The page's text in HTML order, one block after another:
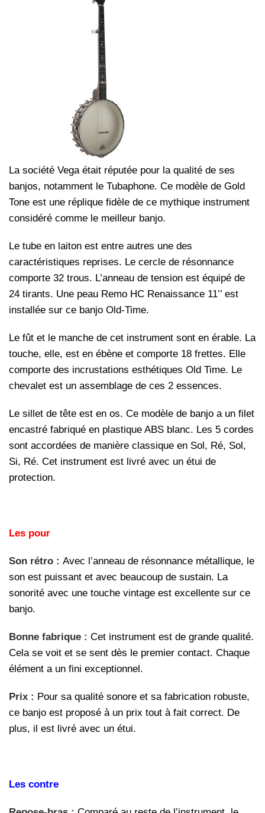
La société Vega était réputée pour la qualité de ses
banjos, notamment le Tubaphone. Ce modèle de Gold
Tone est une réplique fidèle de ce mythique instrument
considéré comme le meilleur banjo.
Le tube en laiton est entre autres une des
caractéristiques reprises. Le cercle de résonnance
comporte 32 trous. L’anneau de tension est équipé de
24 tirants. Une peau Remo HC Renaissance 11’’ est
installée sur ce banjo Old-Time.
Le fût et le manche de cet instrument sont en érable. La
touche, elle, est en ébène et comporte 18 frettes. Elle
comporte des incrustations esthétiques Old Time. Le
chevalet est un assemblage de ces 2 essences.
Le sillet de tête est en os. Ce modèle de banjo a un filet
encastré fabriqué en plastique ABS blanc. Les 5 cordes
sont accordées de manière classique en Sol, Ré, Sol,
Si, Ré. Cet instrument est livré avec un étui de
protection.
Les pour
Son rétro : Avec l’anneau de résonnance métallique, le
son est puissant et avec beaucoup de sustain. La
sonorité avec une touche vintage est excellente sur ce
banjo.
Bonne fabrique : Cet instrument est de grande qualité.
Cela se voit et se sent dès le premier contact. Chaque
élément a un fini exceptionnel.
Prix : Pour sa qualité sonore et sa fabrication robuste,
ce banjo est proposé à un prix tout à fait correct. De
plus, il est livré avec un étui.
Les contre